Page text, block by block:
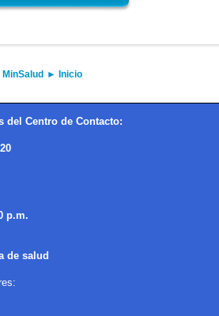
MinSalud ► Inicio
del Centro de Contacto:
p.m.
de salud